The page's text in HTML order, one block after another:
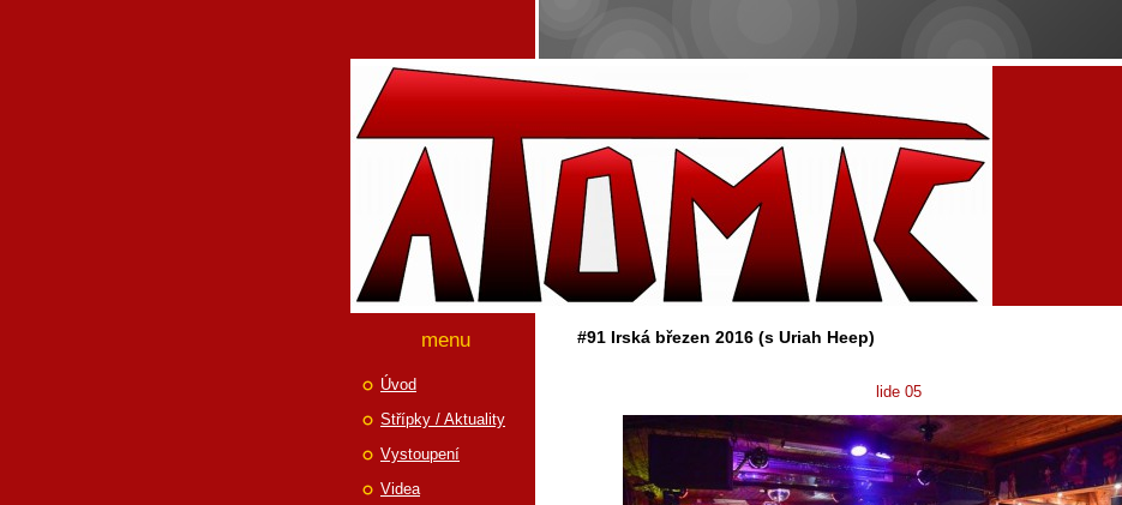
#91 Irská březen 2016 (s Uriah Heep)
lide 05
menu
Úvod
Střípky / Aktuality
Vystoupení
Videa